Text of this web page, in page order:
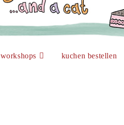
workshops kuchen bestellen